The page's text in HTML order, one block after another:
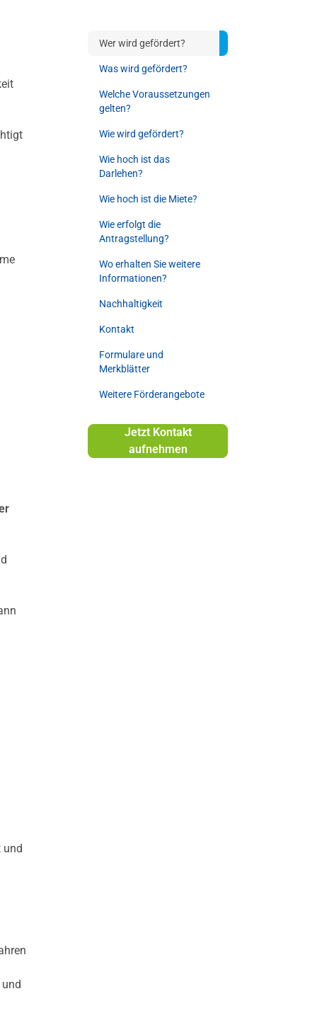
und
Jetzt Kontakt
aufnehmen
Wer wird gefördert?
Was wird gefördert?
Welche Voraussetzungen
gelten?
Wie wird gefördert?
Wie hoch ist das
Darlehen?
Wie hoch ist die Miete?
Wie erfolgt die
Antragstellung?
Wo erhalten Sie weitere
Informationen?
Nachhaltigkeit
Kontakt
Formulare und
Merkblätter
Weitere Förderangebote